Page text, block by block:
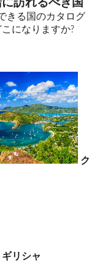
きる国のカタログ
になりますか?
ク
ギリシャ